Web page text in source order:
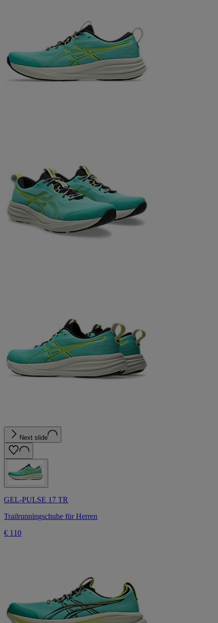
Next slide
GEL-PULSE 17 TR
Trailrunningschuhe für Herren
€ 110